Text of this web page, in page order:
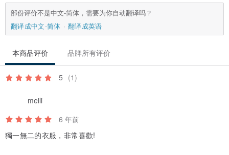
部份评价不是中文-简体，需要为你自动翻译吗？
翻译成中文-简体
翻译成英语
本商品评价 品牌所有评价
5 (1)
meili
6 年前
獨一無二的衣服，非常喜歡!